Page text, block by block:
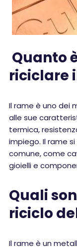
Quanto
riciclare
Il rame è uno dei
alle sue
termica,
impiego. Il rame
comune, come
gioielli e
Quali
riciclo
Il rame è un